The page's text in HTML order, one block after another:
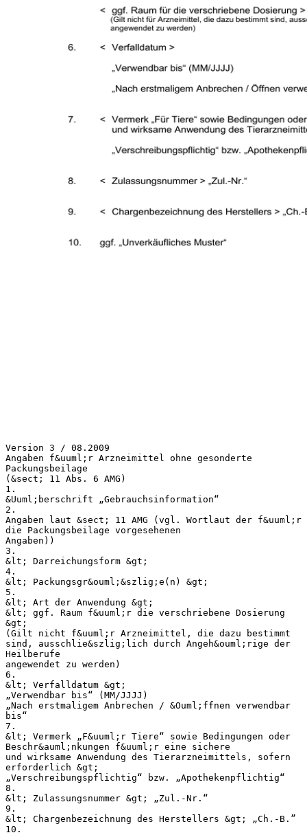
Version 3 / 08.2009
Angaben f&uuml;r Arzneimittel ohne gesonderte
Packungsbeilage
(&sect; 11 Abs. 6 AMG)
1.
&Uuml;berschrift „Gebrauchsinformation“
2.
Angaben laut &sect; 11 AMG (vgl. Wortlaut der f&uuml;r
die Packungsbeilage vorgesehenen
Angaben))
3.
&lt; Darreichungsform &gt;
4.
&lt; Packungsgr&ouml;&szlig;e(n) &gt;
5.
&lt; Art der Anwendung &gt;
&lt; ggf. Raum f&uuml;r die verschriebene Dosierung
&gt;
(Gilt nicht f&uuml;r Arzneimittel, die dazu bestimmt
sind, ausschlie&szlig;lich durch Angeh&ouml;rige der
Heilberufe
angewendet zu werden)
6.
&lt; Verfalldatum &gt;
„Verwendbar bis“ (MM/JJJJ)
„Nach erstmaligem Anbrechen / &Ouml;ffnen verwendbar
bis“
7.
&lt; Vermerk „F&uuml;r Tiere“ sowie Bedingungen oder
Beschr&auml;nkungen f&uuml;r eine sichere
und wirksame Anwendung des Tierarzneimittels, sofern
erforderlich &gt;
„Verschreibungspflichtig“ bzw. „Apothekenpflichtig“
8.
&lt; Zulassungsnummer &gt; „Zul.-Nr.“
9.
&lt; Chargenbezeichnung des Herstellers &gt; „Ch.-B.”
10.